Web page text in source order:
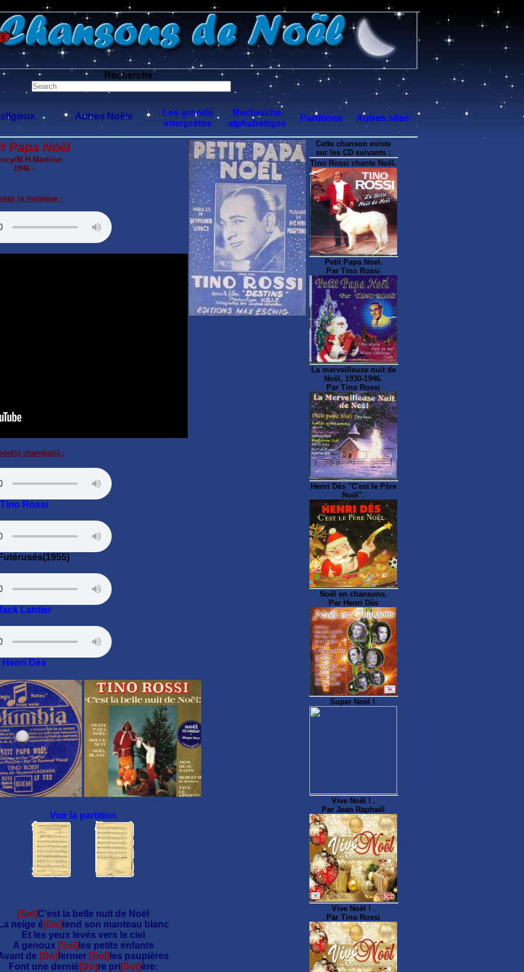
0 $limitbot 1 $limittot 2
Recherche :
Autres Noëls
Les grands
interprètes
Recherche
alphabetique
Partitions Autres sites
Papa Noël
M.H.Martinet
1946 -
la musique :
chantée(s) :
Tino Rossi
Lantier
Henri Dès
Voir la partition
[Sol]C'est la belle nuit de Noël
neige é [Do]tend son manteau blanc
Et les yeux levés vers le ciel
A genoux [Sol] les petits enfants
de [Do]fermer [Sol] les paupières
Font une derniè [Do]re pri [Sol]ère:
Cette chanson existe
sur les CD suivants :
Tino Rossi chante Noël.
Petit Papa Noel.
Par Tino Rossi
La merveilleuse nuit de
Noël, 1930-1946.
Par Tino Rossi
Henri Dès "C'est le Père
Noël".
Noël en chansons.
Par Henri Dès
Super Noël !.
Vive Noël ! .
Par Jean Raphaël
Vive Noël ! .
Par Tino Rossi